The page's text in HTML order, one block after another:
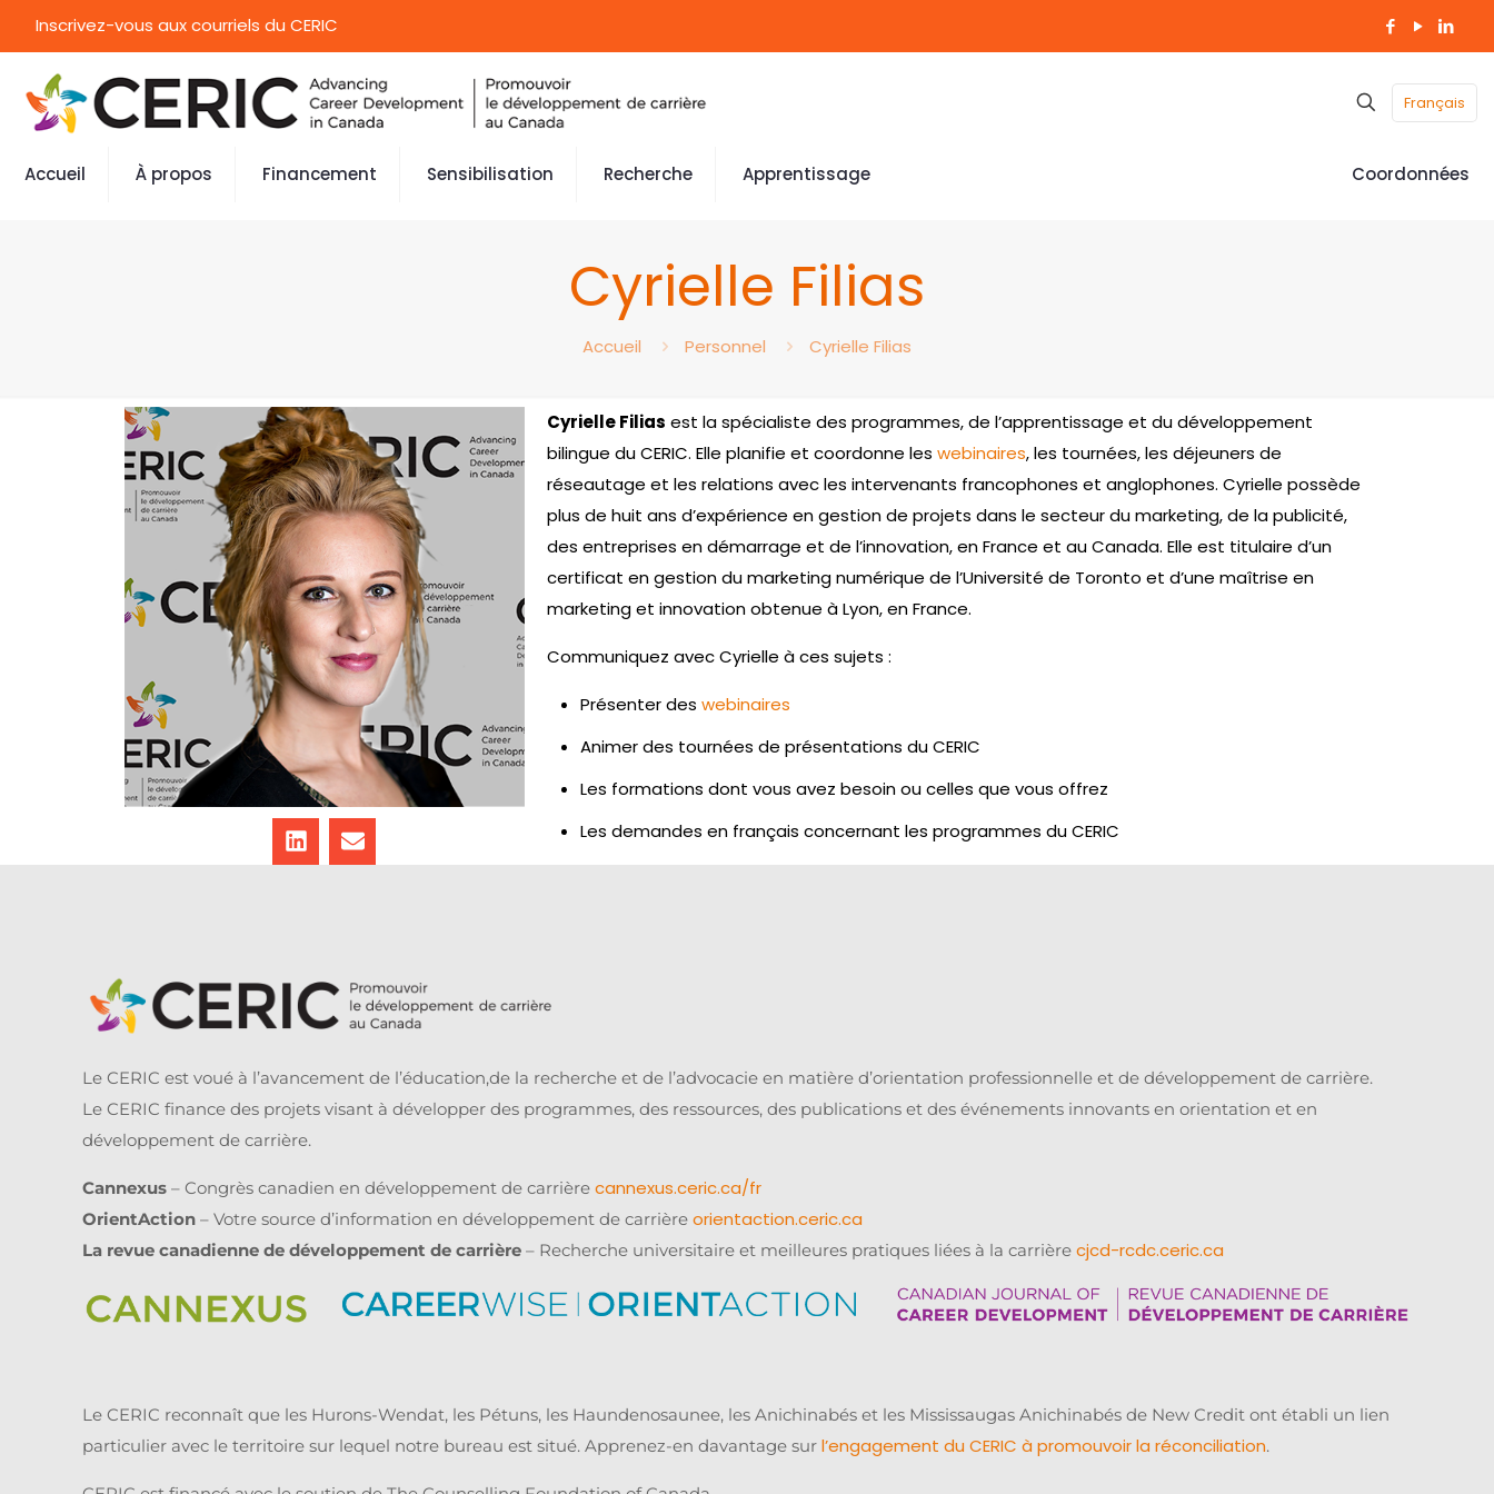
Inscrivez-vous aux courriels du CERIC
Français
Accueil À propos Financement Sensibilisation Recherche Apprentissage Coordonnées
Cyrielle Filias
Accueil Personnel Cyrielle Filias
Cyrielle Filias est la spécialiste des programmes, de l’apprentissage et du développement
bilingue du CERIC. Elle planifie et coordonne les webinaires, les tournées, les déjeuners de
réseautage et les relations avec les intervenants francophones et anglophones. Cyrielle possède
plus de huit ans d’expérience en gestion de projets dans le secteur du marketing, de la publicité,
des entreprises en démarrage et de l’innovation, en France et au Canada. Elle est titulaire d’un
certificat en gestion du marketing numérique de l’Université de Toronto et d’une maîtrise en
marketing et innovation obtenue à Lyon, en France.
Communiquez avec Cyrielle à ces sujets :
Présenter des webinaires
Animer des tournées de présentations du CERIC
Les formations dont vous avez besoin ou celles que vous offrez
Les demandes en français concernant les programmes du CERIC
Le CERIC est voué à l’avancement de l’éducation,de la recherche et de l’advocacie en matière d’orientation professionnelle et de développement de carrière.
Le CERIC finance des projets visant à développer des programmes, des ressources, des publications et des événements innovants en orientation et en
développement de carrière.
Cannexus – Congrès canadien en développement de carrière cannexus.ceric.ca/fr
OrientAction – Votre source d’information en développement de carrière orientaction.ceric.ca
La revue canadienne de développement de carrière – Recherche universitaire et meilleures pratiques liées à la carrière cjcd-rcdc.ceric.ca
Le CERIC reconnaît que les Hurons-Wendat, les Pétuns, les Haundenosaunee, les Anichinabés et les Mississaugas Anichinabés de New Credit ont établi un lien
particulier avec le territoire sur lequel notre bureau est situé. Apprenez-en davantage sur l’engagement du CERIC à promouvoir la réconciliation.